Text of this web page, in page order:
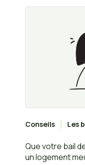
Conseils Les
Que votre bail
un logement